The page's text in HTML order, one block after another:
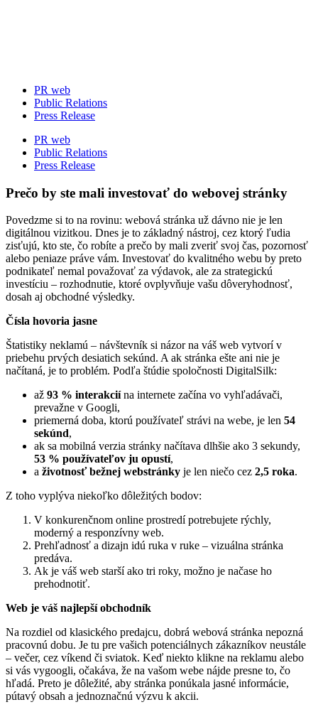
PR web
Public Relations
Press Release
PR web
Public Relations
Press Release
Prečo by ste mali investovať do webovej stránky
Povedzme si to na rovinu: webová stránka už dávno nie je len
digitálnou vizitkou. Dnes je to základný nástroj, cez ktorý ľudia
zisťujú, kto ste, čo robíte a prečo by mali zveriť svoj čas, pozornosť
alebo peniaze práve vám. Investovať do kvalitného webu by preto
podnikateľ nemal považovať za výdavok, ale za strategickú
investíciu – rozhodnutie, ktoré ovplyvňuje vašu dôveryhodnosť,
dosah aj obchodné výsledky.
Čísla hovoria jasne
Štatistiky neklamú – návštevník si názor na váš web vytvorí v
priebehu prvých desiatich sekúnd. A ak stránka ešte ani nie je
načítaná, je to problém. Podľa štúdie spoločnosti DigitalSilk:
až 93 % interakciína internete začína vo vyhľadávači,
prevažne v Googli,
priemerná doba, ktorú používateľ strávi na webe, je len 54
sekúnd,
ak sa mobilná verzia stránky načítava dlhšie ako 3 sekundy,
53 % používateľov ju opustí,
a životnosť bežnej webstránky je len niečo cez 2,5 roka.
Z toho vyplýva niekoľko dôležitých bodov:
V konkurenčnom online prostredí potrebujete rýchly,
moderný a responzívny web.
Prehľadnosť a dizajn idú ruka v ruke – vizuálna stránka
predáva.
Ak je váš web starší ako tri roky, možno je načase ho
prehodnotiť.
Web je váš najlepší obchodník
Na rozdiel od klasického predajcu, dobrá webová stránka nepozná
pracovnú dobu. Je tu pre vašich potenciálnych zákazníkov neustále
– večer, cez víkend či sviatok. Keď niekto klikne na reklamu alebo
si vás vygoogli, očakáva, že na vašom webe nájde presne to, čo
hľadá. Preto je dôležité, aby stránka ponúkala jasné informácie,
pútavý obsah a jednoznačnú výzvu k akcii.